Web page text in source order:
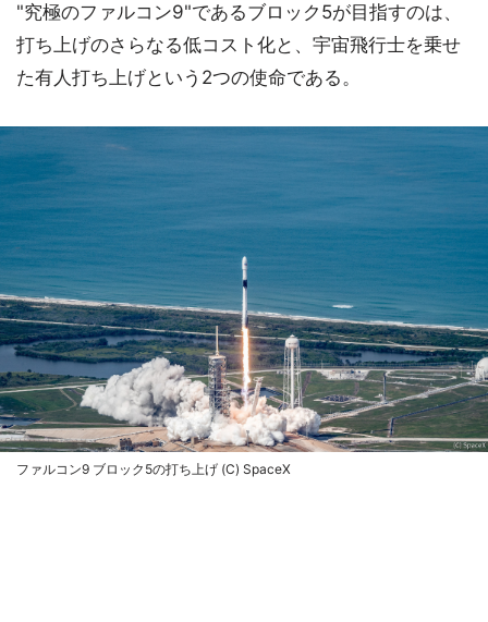
"究極のファルコン9"であるブロック5が目指すのは、
打ち上げのさらなる低コスト化と、宇宙飛行士を乗せ
た有人打ち上げという2つの使命である。
ファルコン9 ブロック5の打ち上げ (C) SpaceX